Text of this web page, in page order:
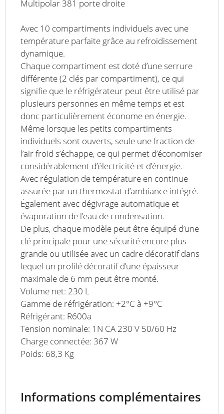
Multipolar 381 porte droite
Avec 10 compartiments individuels avec une
température parfaite grâce au refroidissement
dynamique.
Chaque compartiment est doté d’une serrure
différente (2 clés par compartiment), ce qui
signifie que le réfrigérateur peut être utilisé par
plusieurs personnes en même temps et est
donc particulièrement économe en énergie.
Même lorsque les petits compartiments
individuels sont ouverts, seule une fraction de
l’air froid s’échappe, ce qui permet d’économiser
considérablement d’électricité et d’énergie.
Avec régulation de température en continue
assurée par un thermostat d’ambiance intégré.
Également avec dégivrage automatique et
évaporation de l’eau de condensation.
De plus, chaque modèle peut être équipé d’une
clé principale pour une sécurité encore plus
grande ou utilisée avec un cadre décoratif dans
lequel un profilé décoratif d’une épaisseur
maximale de 6 mm peut être monté.
Volume net: 230 L
Gamme de réfrigération: +2°C à +9°C
Réfrigérant: R600a
Tension nominale: 1N CA 230 V 50/60 Hz
Charge connectée: 367 W
Poids: 68,3 Kg
Informations complémentaires